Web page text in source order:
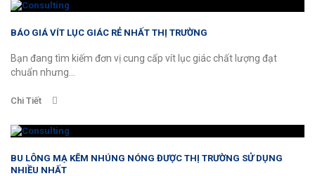
BÁO GIÁ VÍT LỤC GIÁC RẺ NHẤT THỊ TRƯỜNG
Bạn đang tìm kiếm đơn vị cung cấp vít lục giác chất lượng đạt
chuẩn nhưng...
Chi Tiết
BU LÔNG MẠ KẼM NHÚNG NÓNG ĐƯỢC THỊ TRƯỜNG SỬ DỤNG
NHIỀU NHẤT